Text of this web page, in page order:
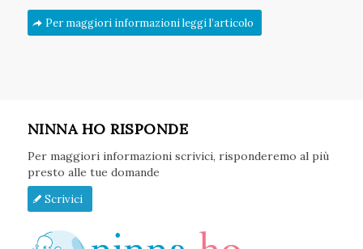
Per maggiori informazioni leggi l’articolo
NINNA HO RISPONDE
Per maggiori informazioni scrivici, risponderemo al più
presto alle tue domande
Scrivici